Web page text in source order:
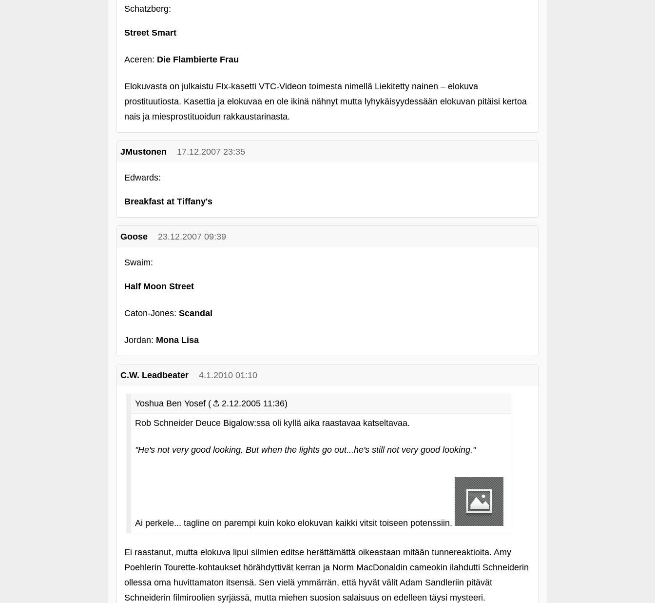
Schatzberg:
Street Smart
Aceren: Die Flambierte Frau
Elokuvasta on julkaistu FIx-kasetti VTC-Videon toimesta nimellä Liekitetty nainen – elokuva
prostituutiosta. Kasettia ja elokuvaa en ole ikinä nähnyt mutta lyhykäisyydessään elokuvan pitäisi kertoa
nais ja miesprostituoidun rakkaustarinasta.
JMustonen 17.12.2007 23:35
Edwards:
Breakfast at Tiffany's
Goose 23.12.2007 09:39
Swaim:
Half Moon Street
Caton-Jones: Scandal
Jordan: Mona Lisa
C.W. Leadbeater 4.1.2010 01:10
Yoshua Ben Yosef (
2.12.2005 11:36)
Rob Schneider Deuce Bigalow:ssa oli kyllä aika raastavaa katseltavaa.
"He's not very good looking. But when the lights go out...he's still not very good looking."
Ai perkele... tagline on parempi kuin koko elokuvan kaikki vitsit toiseen potenssiin.
Ei raastanut, mutta elokuva lipui silmien editse herättämättä oikeastaan mitään tunnereaktioita. Amy
Poehlerin Tourette-kohtaukset hörähdyttivät kerran ja Norm MacDonaldin cameokin ilahdutti Schneiderin
ollessa oma huvittamaton itsensä. Sen vielä ymmärrän, että hyvät välit Adam Sandleriin pitävät
Schneiderin filmiroolien syrjässä, mutta miehen suosion salaisuus on edelleen täysi mysteeri.